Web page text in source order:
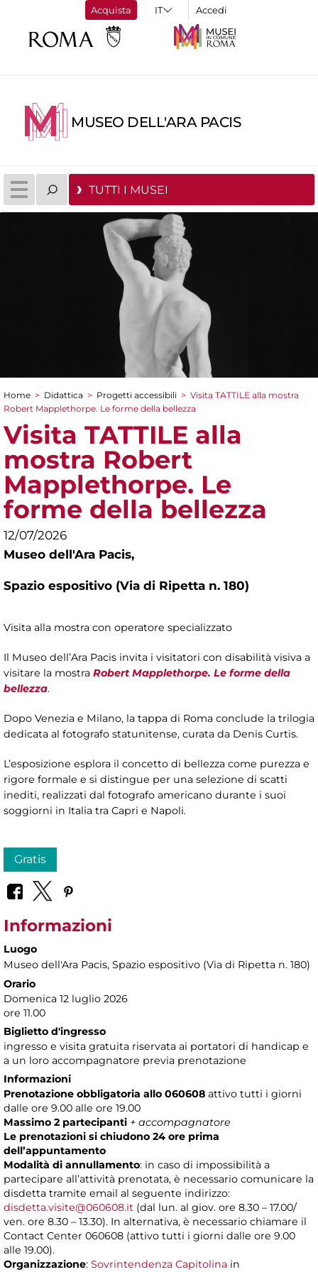
Acquista Accedi
MUSEO DELL'ARA PACIS
TUTTI I MUSEI
Tu sei qui
Home > Didattica > Progetti accessibili > Visita TATTILE alla mostra
Robert Mapplethorpe. Le forme della bellezza
Visita TATTILE alla
mostra Robert
Mapplethorpe. Le
forme della bellezza
12/07/2026
Museo dell'Ara Pacis,
Spazio espositivo (Via di Ripetta n. 180)
Visita alla mostra con operatore specializzato
Il Museo dell’Ara Pacis invita i visitatori con disabilità visiva a
visitare la mostra Robert Mapplethorpe. Le forme della
bellezza.
Dopo Venezia e Milano, la tappa di Roma conclude la trilogia
dedicata al fotografo statunitense, curata da Denis Curtis.
L’esposizione esplora il concetto di bellezza come purezza e
rigore formale e si distingue per una selezione di scatti
inediti, realizzati dal fotografo americano durante i suoi
soggiorni in Italia tra Capri e Napoli.
Gratis
Informazioni
Luogo
Museo dell'Ara Pacis, Spazio espositivo (Via di Ripetta n. 180)
Orario
Domenica 12 luglio 2026
ore 11.00
Biglietto d'ingresso
ingresso e visita gratuita riservata ai portatori di handicap e
a un loro accompagnatore previa prenotazione
Informazioni
Prenotazione obbligatoria allo 060608 attivo tutti i giorni
dalle ore 9.00 alle ore 19.00
Massimo 2 partecipanti + accompagnatore
Le prenotazioni si chiudono 24 ore prima
dell’appuntamento
Modalità di annullamento: in caso di impossibilità a
partecipare all’attività prenotata, è necessario comunicare la
disdetta tramite email al seguente indirizzo:
disdetta.visite@060608.it (dal lun. al giov. ore 8.30 – 17.00/
ven. ore 8.30 – 13.30). In alternativa, è necessario chiamare il
Contact Center 060608 (attivo tutti i giorni dalle ore 9.00
alle 19.00).
Organizzazione: Sovrintendenza Capitolina in